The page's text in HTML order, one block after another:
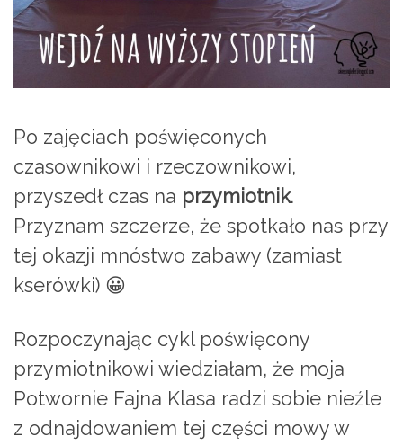
Po zajęciach poświęconych
czasownikowi i rzeczownikowi,
przyszedł czas na przymiotnik.
Przyznam szczerze, że spotkało nas przy
tej okazji mnóstwo zabawy (zamiast
kserówki) 😀
Rozpoczynając cykl poświęcony
przymiotnikowi wiedziałam, że moja
Potwornie Fajna Klasa radzi sobie nieźle
z odnajdowaniem tej części mowy w